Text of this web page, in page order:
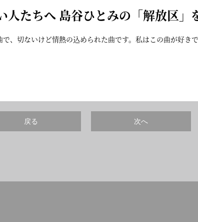
人たちへ 島谷ひとみの「解放区 」
、切ないけど情熱の込められた曲です。私はこの曲が好き
戻る 次へ